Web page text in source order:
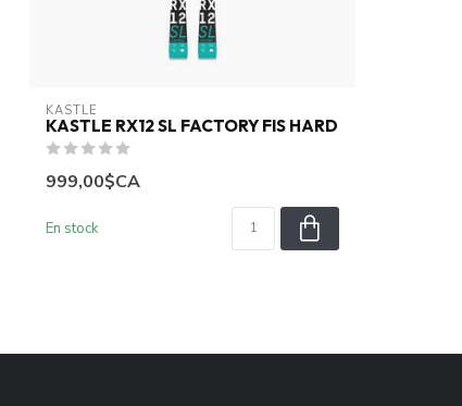
KASTLE
KASTLE RX12 SL FACTORY FIS HARD
999,00$CA
En stock